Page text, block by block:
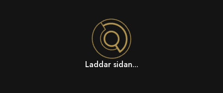
Laddar sidan...